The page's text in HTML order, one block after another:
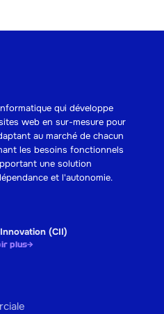
qui développe
web en sur-mesure pour
au marché de chacun
les besoins fonctionnels
une solution
et l'autonomie.
(CII)
plus→